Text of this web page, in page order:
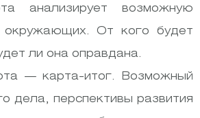
анализирует возможную
От кого будет
ли она оправдана.
— карта-итог. Возможный
дела, перспективы развития